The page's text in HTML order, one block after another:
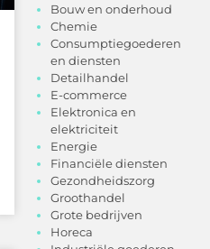
Bouw en onderhoud
Chemie
Consumptiegoederen
en diensten
Detailhandel
E-commerce
Elektronica en
elektriciteit
Energie
Financiële diensten
Gezondheidszorg
Groothandel
Grote bedrijven
Horeca